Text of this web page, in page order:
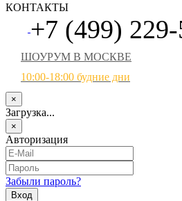
КОНТАКТЫ
+7 (499)
ШОУРУМ В МОСКВЕ
10:00-18:00 будние дни
×
Загрузка...
×
Авторизация
Забыли пароль?